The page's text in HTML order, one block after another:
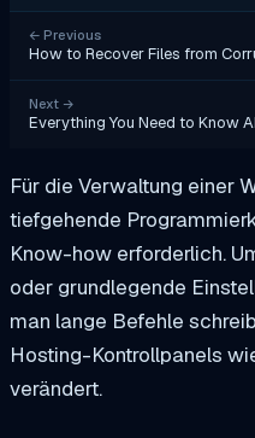
← Previous
How to Recover Files from
Next →
Everything You Need to Know
Für die Verwaltung einer
tiefgehende
Know-how erforderlich.
oder grundlegende
man lange Befehle
Hosting-Kontrollpanels
verändert.